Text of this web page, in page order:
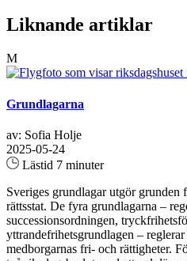
Liknande artiklar
M
Grundlagarna
av: Sofia Holje
2025-05-24
Lästid 7 minuter
Sveriges grundlagar utgör grunden
rättsstat. De fyra grundlagarna –
successionsordningen,
yttrandefrihetsgrundlagen –
medborgarnas fri- och rättigheter.